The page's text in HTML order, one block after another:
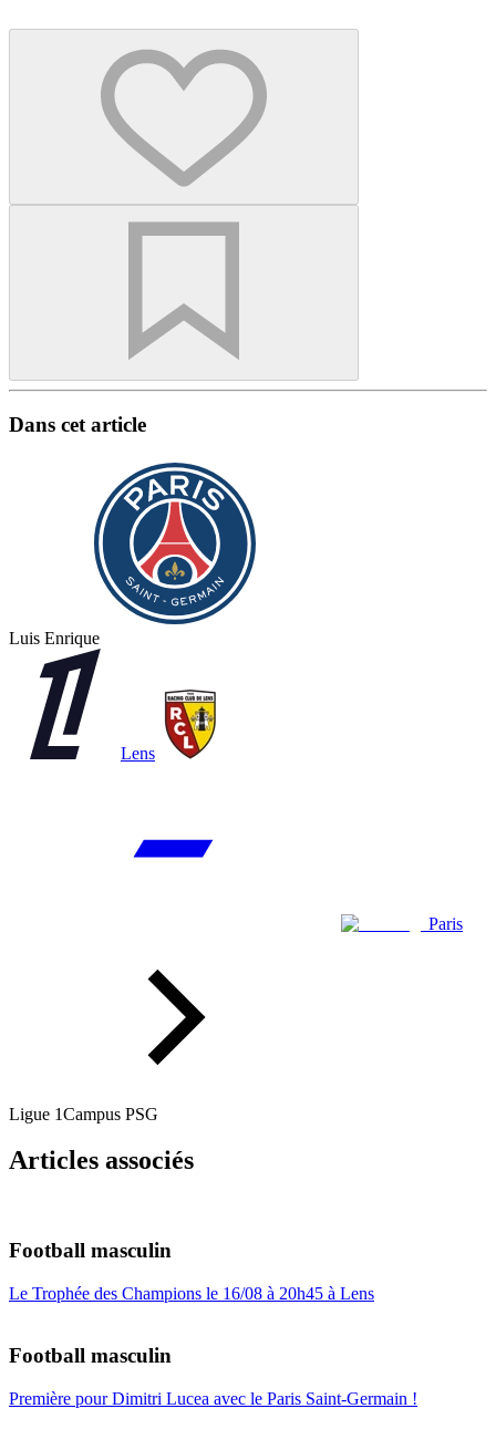
Dans cet article
Luis Enrique
Lens
Paris
Ligue 1Campus PSG
Articles associés
Football masculin
Le Trophée des Champions le 16/08 à 20h45 à Lens
Football masculin
Première pour Dimitri Lucea avec le Paris Saint-Germain !